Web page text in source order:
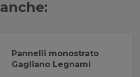
anche:
Pannelli monostrato
Gagliano Legnami